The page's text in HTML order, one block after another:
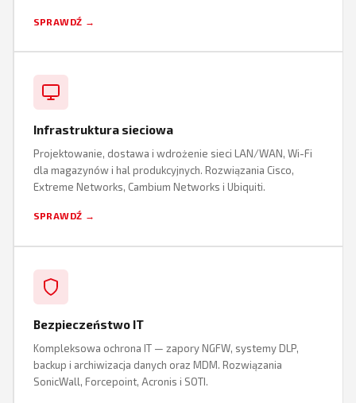
SPRAWDŹ →
Infrastruktura sieciowa
Projektowanie, dostawa i wdrożenie sieci LAN/WAN, Wi-Fi
dla magazynów i hal produkcyjnych. Rozwiązania Cisco,
Extreme Networks, Cambium Networks i Ubiquiti.
SPRAWDŹ →
Bezpieczeństwo IT
Kompleksowa ochrona IT — zapory NGFW, systemy DLP,
backup i archiwizacja danych oraz MDM. Rozwiązania
SonicWall, Forcepoint, Acronis i SOTI.